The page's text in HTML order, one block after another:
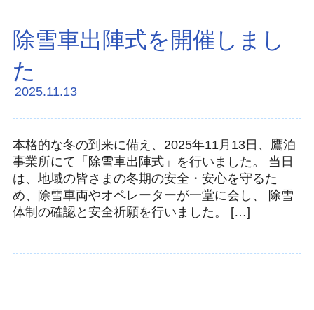
除雪車出陣式を開催しまし
た
2025.11.13
本格的な冬の到来に備え、2025年11月13日、鷹泊
事業所にて「除雪車出陣式」を行いました。 当日
は、地域の皆さまの冬期の安全・安心を守るた
め、除雪車両やオペレーターが一堂に会し、 除雪
体制の確認と安全祈願を行いました。 […]